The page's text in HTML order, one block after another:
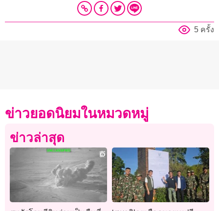
5 ครั้ง
ข่าวยอดนิยมในหมวดหมู่
ข่าวล่าสุด